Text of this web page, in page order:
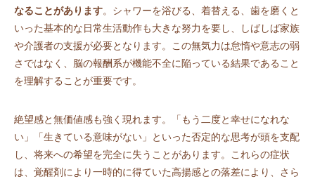
なることがあります。シャワーを浴びる、着替える、歯を磨くと
いった基本的な日常生活動作も大きな努力を要し、しばしば家族
や介護者の支援が必要となります。この無気力は怠惰や意志の弱
さではなく、脳の報酬系が機能不全に陥っている結果であること
を理解することが重要です。
絶望感と無価値感も強く現れます。「もう二度と幸せになれな
い」「生きている意味がない」といった否定的な思考が頭を支配
し、将来への希望を完全に失うことがあります。これらの症状
は、覚醒剤により一時的に得ていた高揚感との落差により、さら